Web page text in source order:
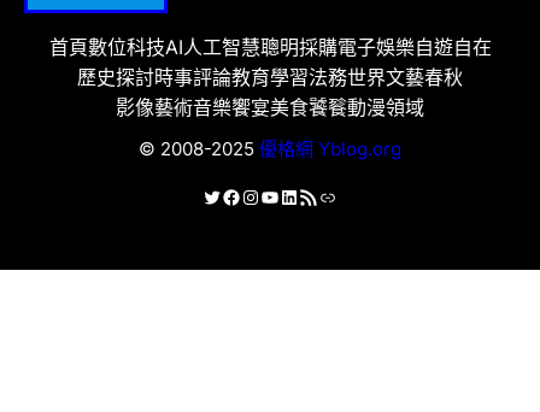
首頁數位科技AI人工智慧聰明採購電子娛樂自遊自在
歷史探討時事評論教育學習法務世界文藝春秋
影像藝術音樂饗宴美食饕餮動漫領域
© 2008-2025 優格網 Yblog.org
X Facebook
Instagram
YouTube
LinkedIn
RSS 資訊提供連結